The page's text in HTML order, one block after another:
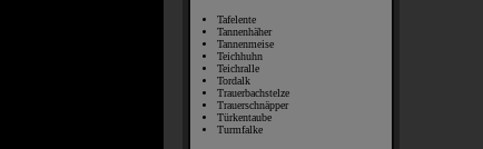
Tafelente
Tannenhäher
Tannenmeise
Teichhuhn
Teichralle
Tordalk
Trauerbachstelze
Trauerschnäpper
Türkentaube
Turmfalke